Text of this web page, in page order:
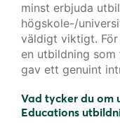
minst erbjuda
högskole-/
väldigt viktigt.
en utbildning
gav ett genuint
Vad tycker du om
Educations